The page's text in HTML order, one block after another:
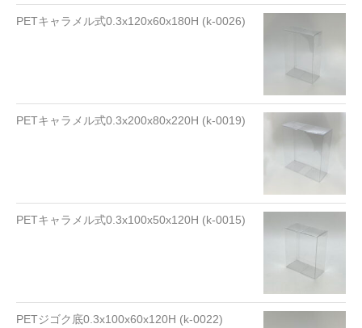
PETキャラメル式0.3x120x60x180H (k-0026)
PETキャラメル式0.3x200x80x220H (k-0019)
PETキャラメル式0.3x100x50x120H (k-0015)
PETジゴク底0.3x100x60x120H (k-0022)